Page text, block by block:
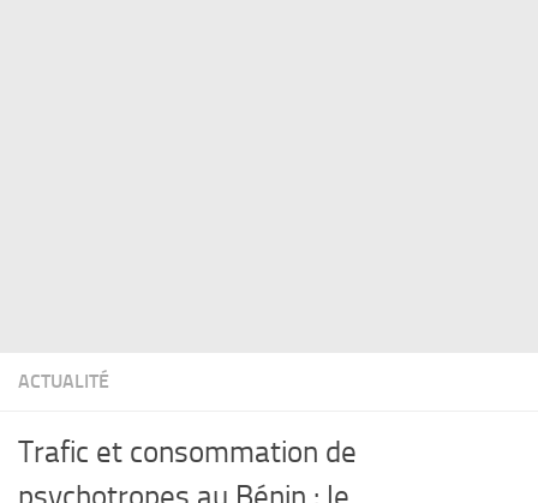
ACTUALITÉ
Trafic et consommation de